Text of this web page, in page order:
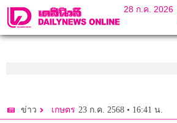
28 ก.ค. 2026
ข่าว เกษตร 23 ก.ค. 2568 • 16:41 น.